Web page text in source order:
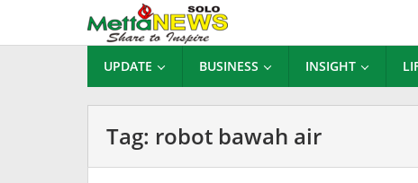
konten
UPDATE BUSINESS INSIGHT
Tag: robot bawah air